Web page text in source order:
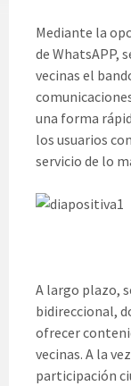
Mediante la
de WhatsAPP,
vecinas el
una forma
los usuarios
servicio de lo
A largo plazo,
bidireccional,
ofrecer
vecinas. A la
participación